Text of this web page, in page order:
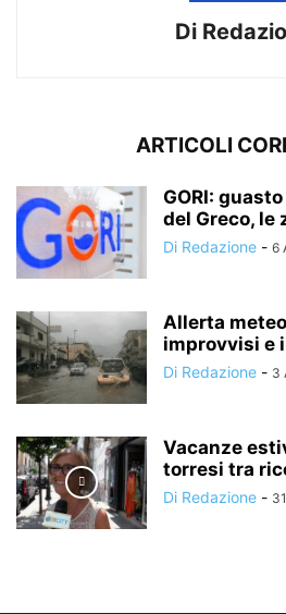
Di
ARTICOLI
GORI:
del Greco, le
Di Redazione - 6
Allerta
improvvisi e
Di Redazione - 3
Vacanze
torresi tra
Di Redazione -